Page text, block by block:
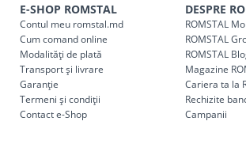
E-SHOP ROMSTAL
Contul meu romstal.md
Cum comand online
Modalități de plată
Transport și livrare
Garanție
Termeni și condiții
Contact e-Shop
DESPRE
ROMSTAL
ROMSTAL
ROMSTAL
Magazine
Cariera ta la
Rechizite
Campanii